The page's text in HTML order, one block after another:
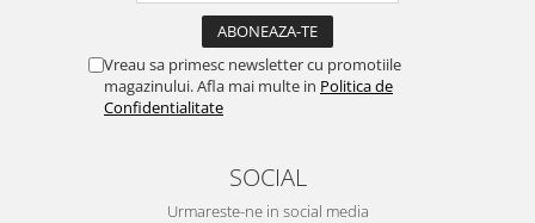
Vreau sa primesc newsletter cu promotiile
magazinului. Afla mai multe in Politica de
Confidentialitate
SOCIAL
Urmareste-ne in social media